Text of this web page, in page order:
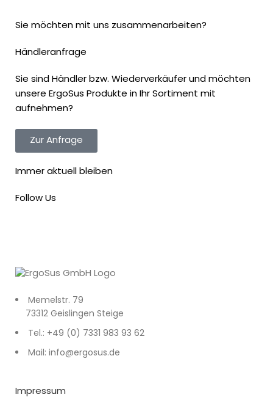
Sie möchten mit uns zusammenarbeiten?
Händleranfrage
Sie sind Händler bzw. Wiederverkäufer und möchten
unsere ErgoSus Produkte in Ihr Sortiment mit
aufnehmen?
Zur Anfrage
Immer aktuell bleiben
Follow Us
Memelstr. 79
73312 Geislingen Steige
Tel.: +49 (0) 7331 983 93 62
Mail: info@ergosus.de
Impressum